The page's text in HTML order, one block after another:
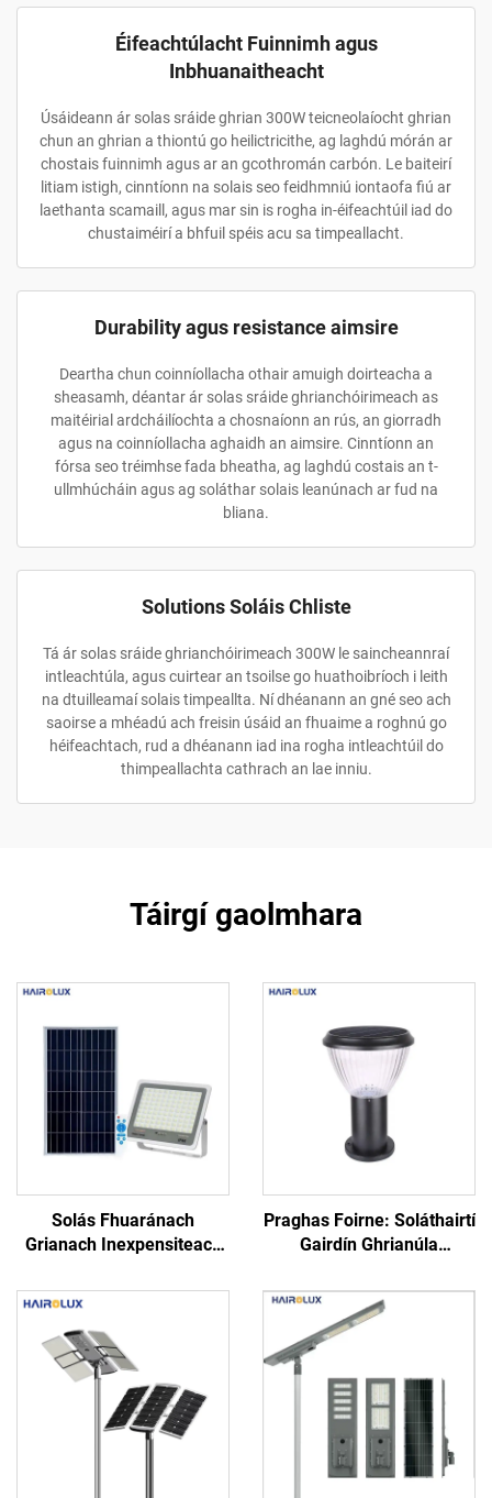
Éifeachtúlacht Fuinnimh agus
Inbhuanaitheacht
Úsáideann ár solas sráide ghrian 300W teicneolaíocht ghrian
chun an ghrian a thiontú go heilictricithe, ag laghdú mórán ar
chostais fuinnimh agus ar an gcothromán carbón. Le baiteirí
litiam istigh, cinntíonn na solais seo feidhmniú iontaofa fiú ar
laethanta scamaill, agus mar sin is rogha in-éifeachtúil iad do
chustaiméirí a bhfuil spéis acu sa timpeallacht.
Durability agus resistance aimsire
Deartha chun coinníollacha othair amuigh doirteacha a
sheasamh, déantar ár solas sráide ghrianchóirimeach as
maitéirial ardcháilíochta a chosnaíonn an rús, an giorradh
agus na coinníollacha aghaidh an aimsire. Cinntíonn an
fórsa seo tréimhse fada bheatha, ag laghdú costais an t-
ullmhúcháin agus ag soláthar solais leanúnach ar fud na
bliana.
Solutions Soláis Chliste
Tá ár solas sráide ghrianchóirimeach 300W le saincheannraí
intleachtúla, agus cuirtear an tsoilse go huathoibríoch i leith
na dtuilleamaí solais timpeallta. Ní dhéanann an gné seo ach
saoirse a mhéadú ach freisin úsáid an fhuaime a roghnú go
héifeachtach, rud a dhéanann iad ina rogha intleachtúil do
thimpeallachta cathrach an lae inniu.
Táirgí gaolmhara
Solás Fhuaránach
Grianach Inexpensiteach
An-ghloine, IP65, Solás
i mBarr an Mhargaidh
Praghas Foirne: Soláthairtí
Gairdín Ghrianúla
Ardfhíortha, 60W,
Leictreacha Uisce-Phróifí